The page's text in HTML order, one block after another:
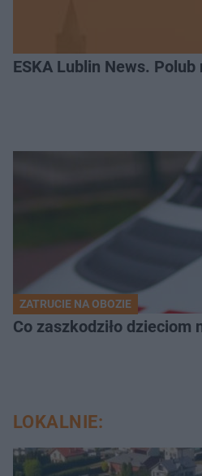
ESKA Lublin News.
ZATRUCIE NA OBOZIE
Co zaszkodziło dzieciom
LOKALNIE: